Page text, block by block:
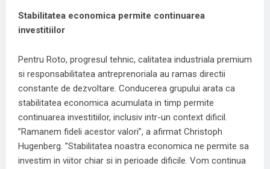
Stabilitatea economica permite continuarea
investitiilor
Pentru Roto, progresul tehnic, calitatea industriala premium
si responsabilitatea antreprenoriala au ramas directii
constante de dezvoltare. Conducerea grupului arata ca
stabilitatea economica acumulata in timp permite
continuarea investitiilor, inclusiv intr-un context dificil.
”Ramanem fideli acestor valori”, a afirmat Christoph
Hugenberg. ”Stabilitatea noastra economica ne permite sa
investim in viitor chiar si in perioade dificile. Vom continua